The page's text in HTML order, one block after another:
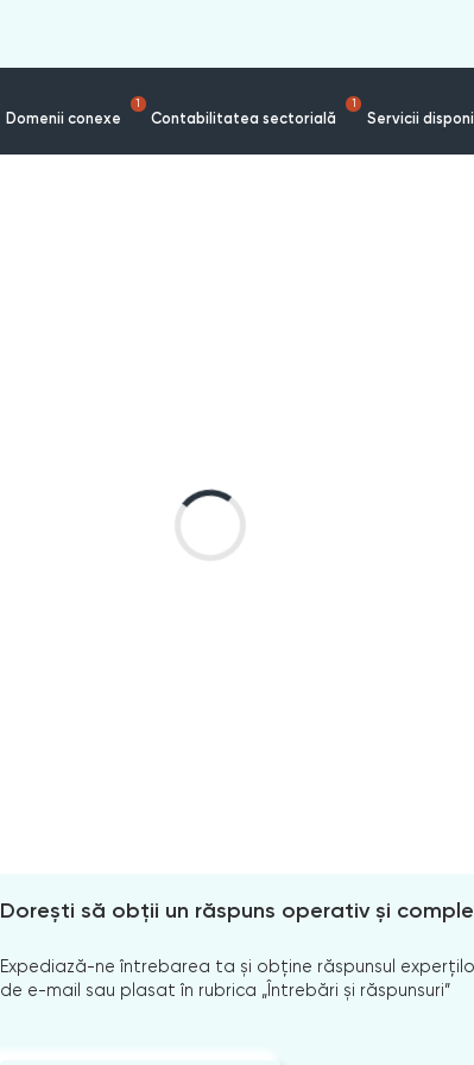
Domenii conexe
1
Contabilitatea sectorială
1
Servicii
Dorești să obții un răspuns operativ și
Expediază-ne întrebarea ta și obține răspunsul
de e-mail sau plasat în rubrica „Întrebări și răspunsuri”